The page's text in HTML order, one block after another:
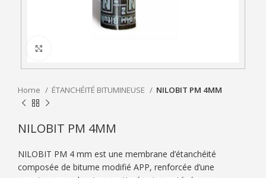
Home ÉTANCHÉITÉ BITUMINEUSE NILOBIT PM 4MM
NILOBIT PM 4MM
NILOBIT PM 4 mm est une membrane d’étanchéité
composée de bitume modifié APP, renforcée d’une